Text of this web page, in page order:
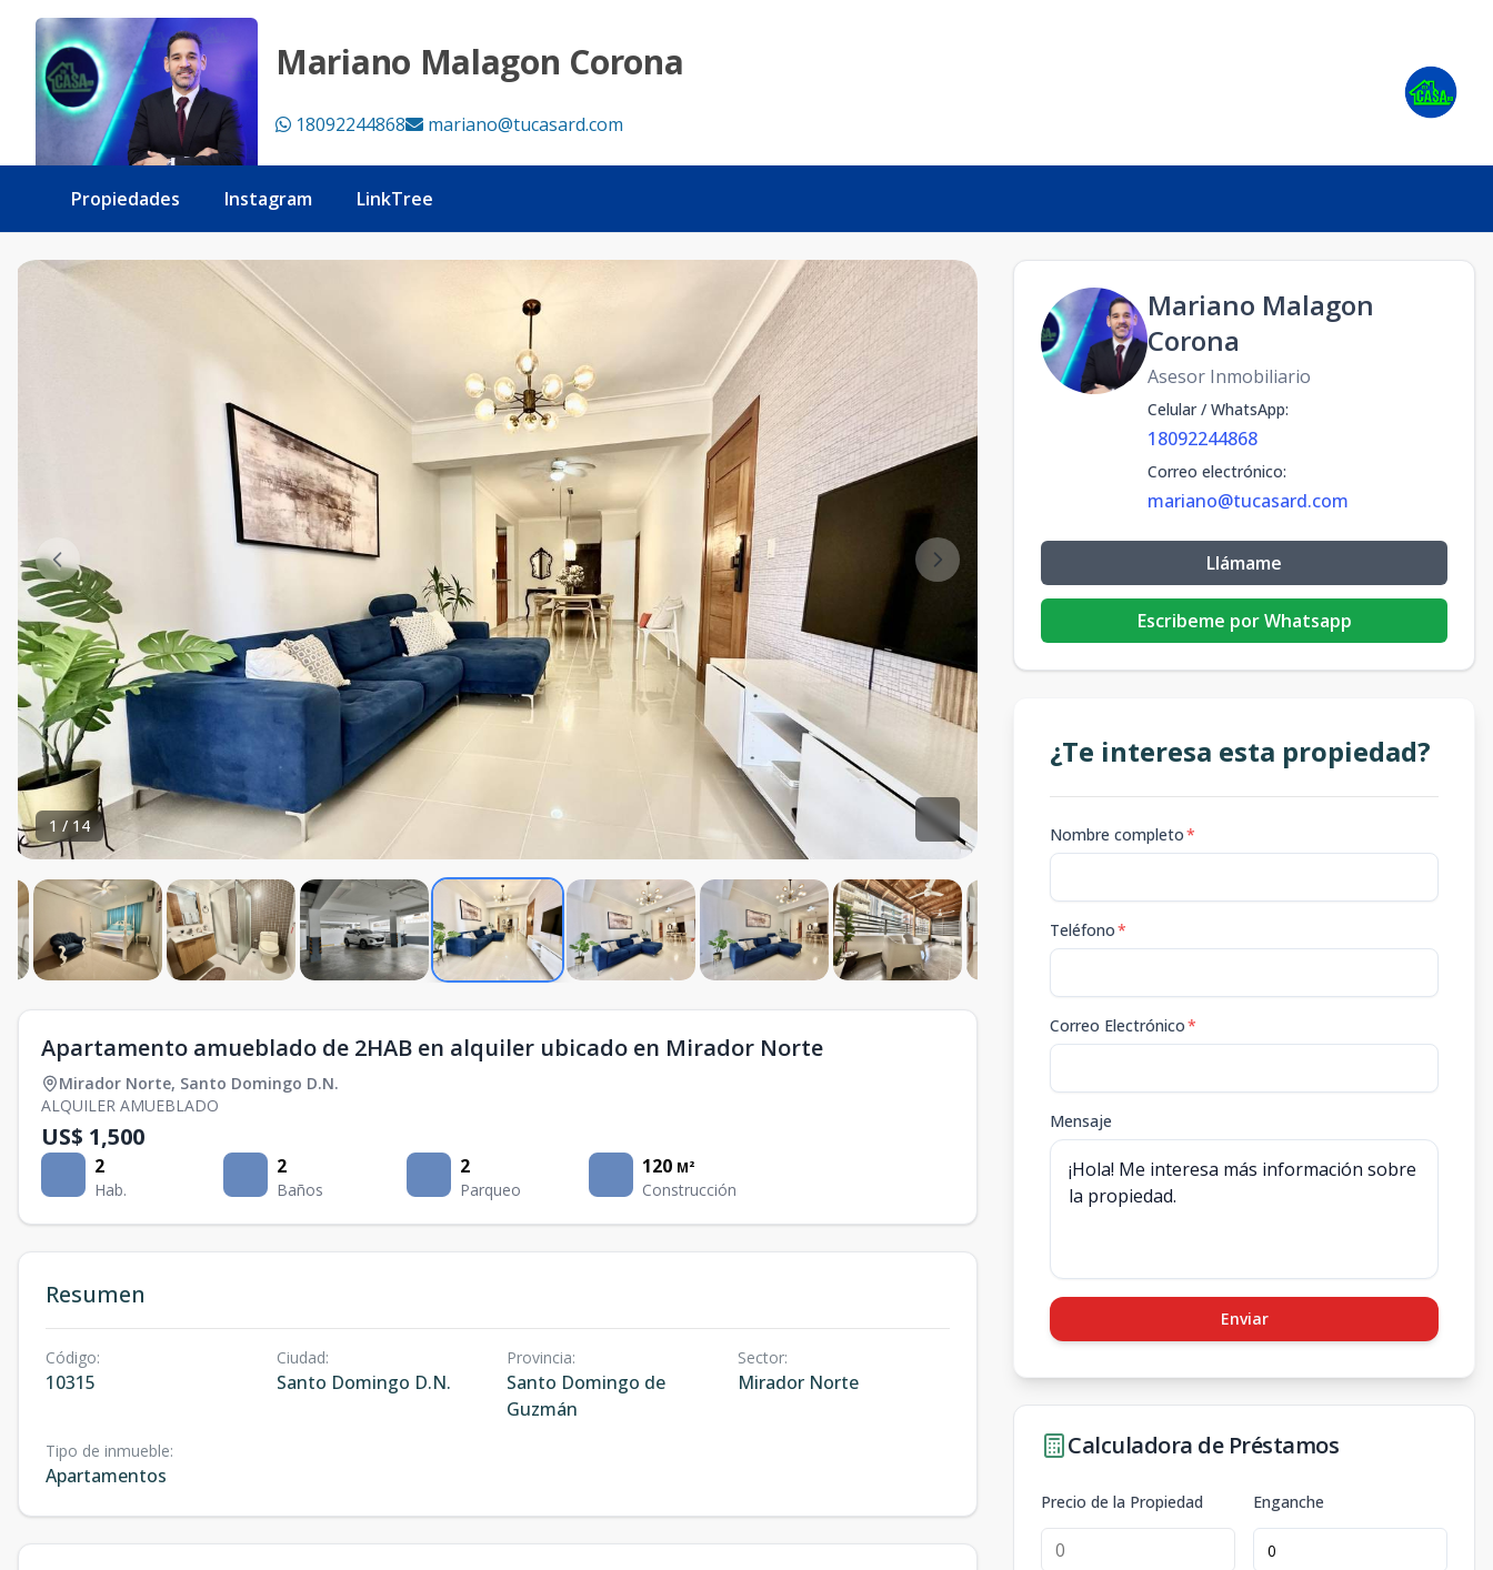
Mariano Malagon Corona
18092244868 mariano@tucasard.com
Propiedades Instagram LinkTree
1 / 14
Apartamento amueblado de 2HAB en alquiler ubicado en Mirador Norte
Mirador Norte, Santo Domingo D.N.
ALQUILER AMUEBLADO
US$ 1,500
2
Hab.
2
Baños
2
Parqueo
120 M²
Construcción
Resumen
Código:
10315
Ciudad:
Santo Domingo D.N.
Provincia:
Santo Domingo de
Guzmán
Sector:
Mirador Norte
Tipo de inmueble:
Apartamentos
Mariano Malagon
Corona
Asesor Inmobiliario
Celular / WhatsApp:
18092244868
Correo electrónico:
mariano@tucasard.com
Llámame
Escribeme por Whatsapp
¿Te interesa esta propiedad?
Nombre completo*
Teléfono*
Correo Electrónico*
Mensaje
Enviar
Calculadora de Préstamos
Precio de la Propiedad Enganche
Apartamento amueblado de 2HAB en alquiler ubicado en Mirador Norte - Tu Casa RD